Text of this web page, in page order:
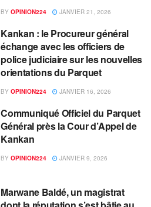
BY OPINION224 JANVIER 21, 2026
Kankan : le Procureur général
échange avec les officiers de
police judiciaire sur les nouvelles
orientations du Parquet
BY OPINION224 JANVIER 16, 2026
Communiqué Officiel du Parquet
Général près la Cour d’Appel de
Kankan
BY OPINION224 JANVIER 9, 2026
Marwane Baldé, un magistrat